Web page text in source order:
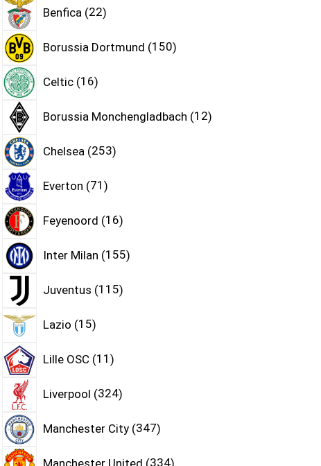
Benfica 22
Borussia Dortmund 150
Celtic 16
Borussia Monchengladbach 12
Chelsea 253
Everton 71
Feyenoord 16
Inter Milan 155
Juventus 115
Lazio 15
Lille OSC 11
Liverpool 324
Manchester City 347
Manchester United 334